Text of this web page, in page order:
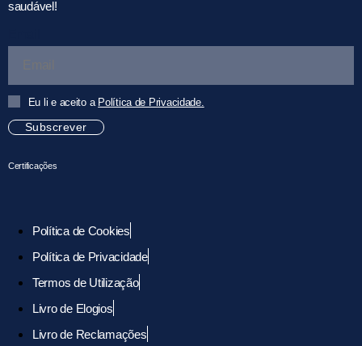
saudável!
Eu li e aceito a Política de Privacidade.
Subscrever
Certificações
Política de Cookies
Política de Privacidade
Termos de Utilização
Livro de Elogios
Livro de Reclamações